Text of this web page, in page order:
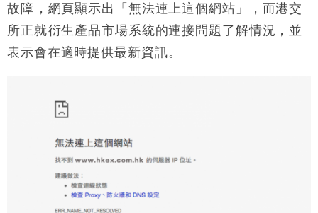
故障，網頁顯示出「無法連上這個網站」，而港交
所正就衍生產品市場系統的連接問題了解情況，並
表示會在適時提供最新資訊。